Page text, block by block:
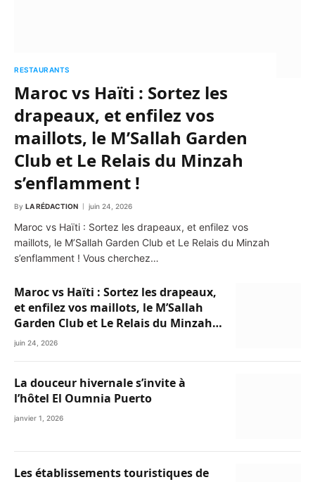
RESTAURANTS
Maroc vs Haïti : Sortez les
drapeaux, et enfilez vos
maillots, le M’Sallah Garden
Club et Le Relais du Minzah
s’enflamment !
By LA RÉDACTION juin 24, 2026
Maroc vs Haïti : Sortez les drapeaux, et enfilez vos
maillots, le M’Sallah Garden Club et Le Relais du Minzah
s’enflamment ! Vous cherchez…
Maroc vs Haïti : Sortez les drapeaux,
et enfilez vos maillots, le M’Sallah
Garden Club et Le Relais du Minzah
s’enflamment !
juin 24, 2026
La douceur hivernale s’invite à
l’hôtel El Oumnia Puerto
janvier 1, 2026
Les établissements touristiques de